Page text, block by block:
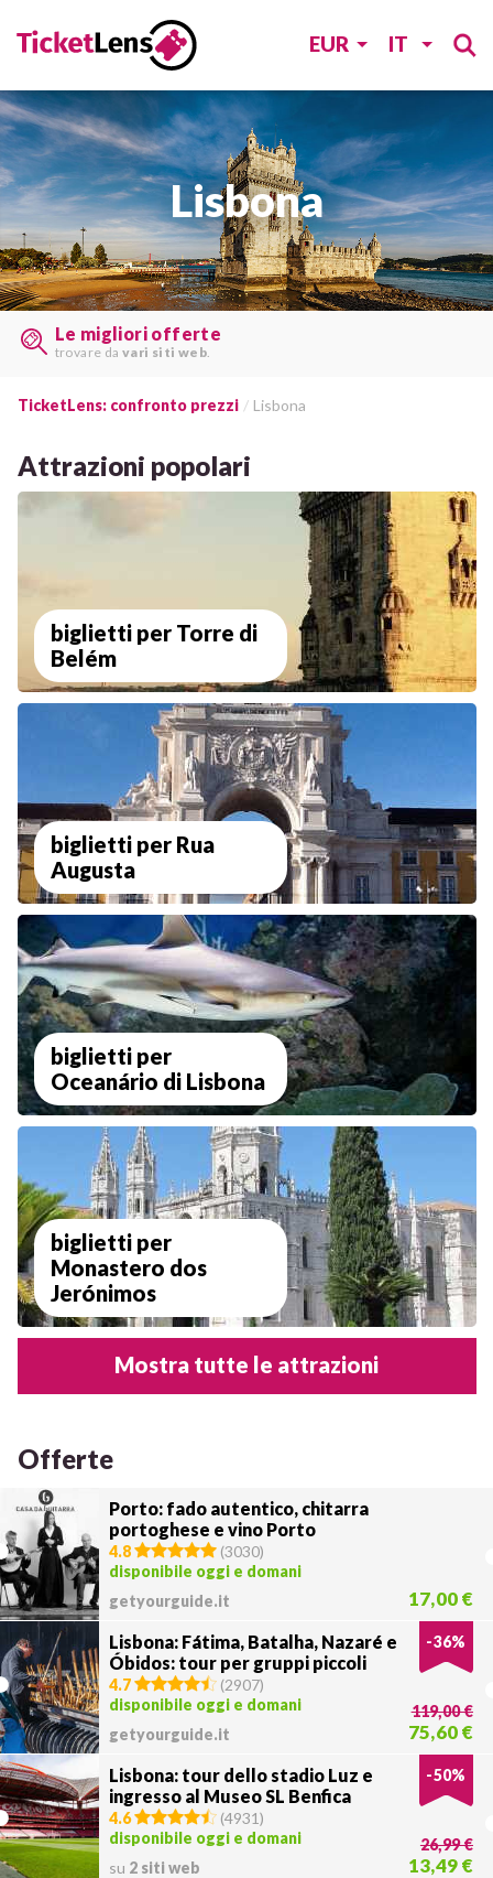
EUR IT
Lisbona
Trovate i biglietti last minute
sumolti siti web
TicketLens: confronto prezzi Lisbona
Attrazioni popolari
biglietti per Torre di
Belém
biglietti per Rua
Augusta
biglietti per
Oceanário di Lisbona
biglietti per
Monastero dos
Jerónimos
Mostra tutte le attrazioni
Offerte
Porto: fado autentico, chitarra
portoghese e vino Porto
4.8 (3030)
disponibile oggi e domani
getyourguide.it
17,00 €
Lisbona: Fátima, Batalha, Nazaré e
Óbidos: tour per gruppi piccoli
-36%
4.7 (2907)
disponibile oggi e domani
getyourguide.it
119,00 €
75,60 €
Lisbona: tour dello stadio Luz e
ingresso al Museo SL Benfica
-50%
4.6 (4931)
disponibile oggi e domani
su 2 siti web
26,99 €
13,49 €